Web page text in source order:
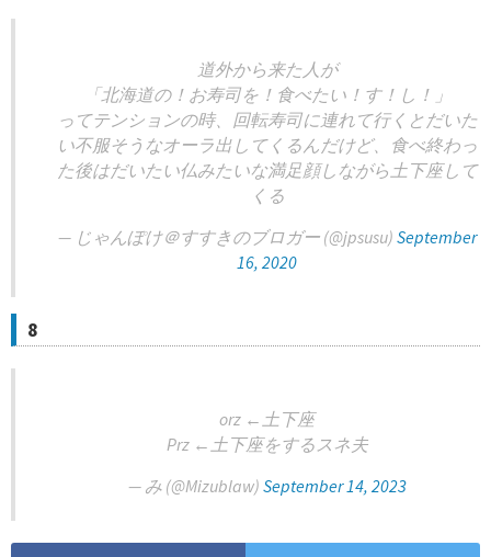
道外から来た人が
「北海道の！お寿司を！食べたい！す！し！」
ってテンションの時、回転寿司に連れて行くとだいた
い不服そうなオーラ出してくるんだけど、食べ終わっ
た後はだいたい仏みたいな満足顔しながら土下座して
くる
— じゃんぽけ＠すすきのブロガー (@jpsusu) September
16, 2020
8
orz ←土下座
Prz ←土下座をするスネ夫
— み (@Mizublaw) September 14, 2023